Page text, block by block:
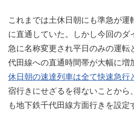
これまでは土休日朝にも準急が運
に直通していた。しかし今回のダ
急に名称変更され平日のみの運転
代田線への直通時間帯が大幅に増
休日朝の速達列車は全て快速急行
宿行きにせざるを得ないことから
も地下鉄千代田線方面行きを設定